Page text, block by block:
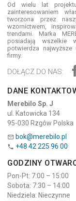
Od wielu lat
zainteresowaniem
tworzona przez
wzornictwem,
trendami. Marka
posiadają wszelkie
potwierdza
firmy.
DOŁĄCZ DO NAS:
DANE
Merebilo Sp. J
ul. Katowicka 134
95-030 Rzgów Polska
 bok@merebilo.pl
 +48 42 225 96 00
GODZINY
Pon-Pt: 7:00 – 15:00
Sobota: 7:30 – 14:00
Niedziela: Nieczynne